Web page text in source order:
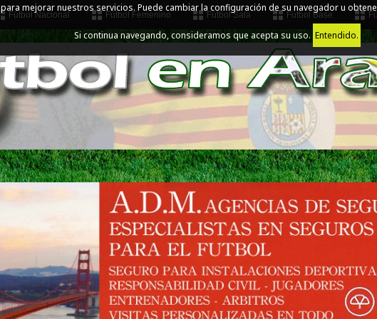
mejorar nuestros servicios. Puede cambiar la configuración de su navegador u
Si continua navegando, consideramos que acepta su uso. Entendido.
Fútbol Nacional Fútbol Femenino Fútbol Sala Fútbol Base